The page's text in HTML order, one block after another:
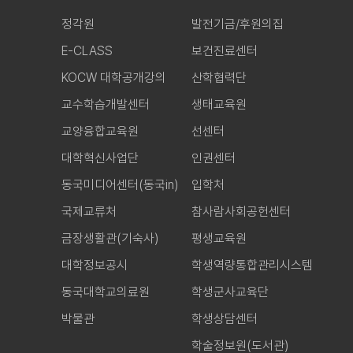
정각원
E-CLASS
KOCW 대학공개강의
교수학습개발센터
교양융합교육원
대학혁신사업단
동국미디어센터(동국in)
국제교류처
금장생활관(기숙사)
대학정보공시
동국대학교의료원
박물관
발전기금/후원의집
보건진료센터
산학협력단
생태교육원
선센터
인권센터
입학처
참사람사회공헌센터
평생교육원
학생역량통합관리시스템
학생군사교육단
학생상담센터
학술정보원(도서관)